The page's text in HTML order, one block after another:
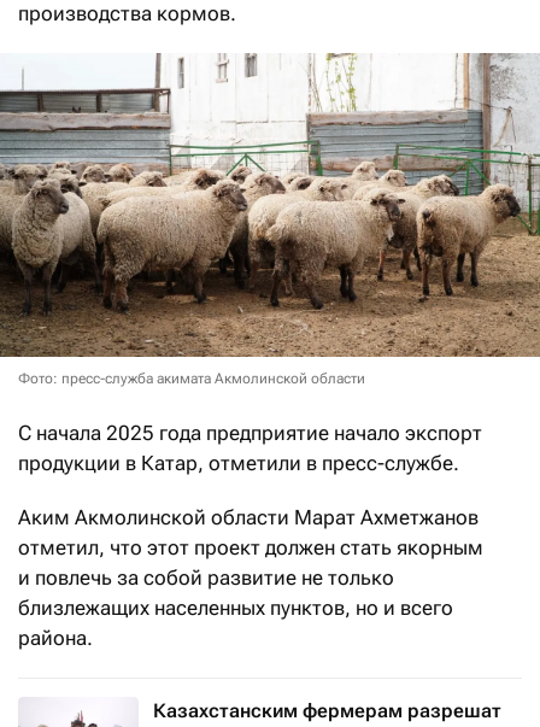
производства кормов.
Фото: пресс-служба акимата Акмолинской области
С начала 2025 года предприятие начало экспорт
продукции в Катар, отметили в пресс-службе.
Аким Акмолинской области Марат Ахметжанов
отметил, что этот проект должен стать якорным
и повлечь за собой развитие не только
близлежащих населенных пунктов, но и всего
района.
Казахстанским фермерам разрешат